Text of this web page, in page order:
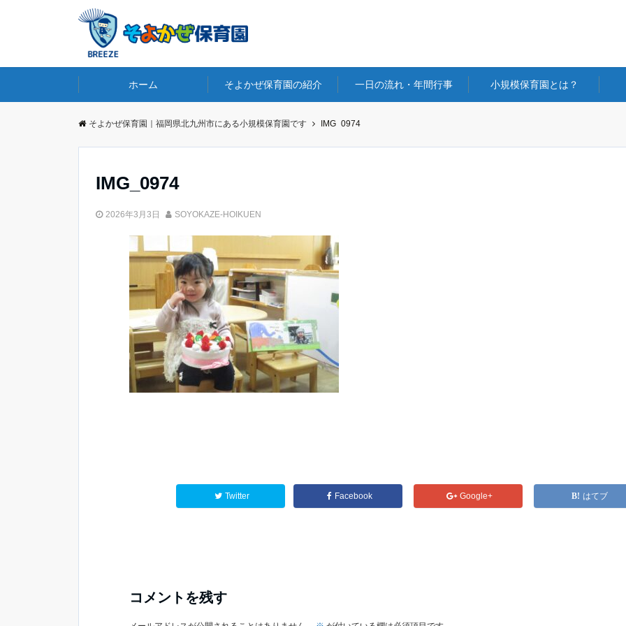
ホーム そよかぜ保育園の紹介 一日の流れ・年間行事 小規模保育園とは？
そよかぜ保育園｜福岡県北九州市にある小規模保育園です IMG_0974
IMG_0974
2026年3月3日 SOYOKAZE-HOIKUEN
Twitter Facebook Google+ はてブ
コメントを残す